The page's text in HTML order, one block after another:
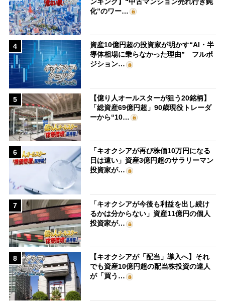
化”のワー…
4
資産10億円超の投資家が明かす“AI・半
導体相場に乗らなかった理由” フルポ
ジション…
5
【億り人オールスターが狙う20銘柄】
「総資産69億円超」90歳現役トレーダ
ーから“10…
6
「キオクシアが再び株価10万円になる
日は遠い」資産3億円超のサラリーマン
投資家が…
7
「キオクシアが今後も利益を出し続け
るかは分からない」資産11億円の個人
投資家が…
8
【キオクシアが「配当」導入へ】それ
でも資産10億円超の配当株投資の達人
が「買う…